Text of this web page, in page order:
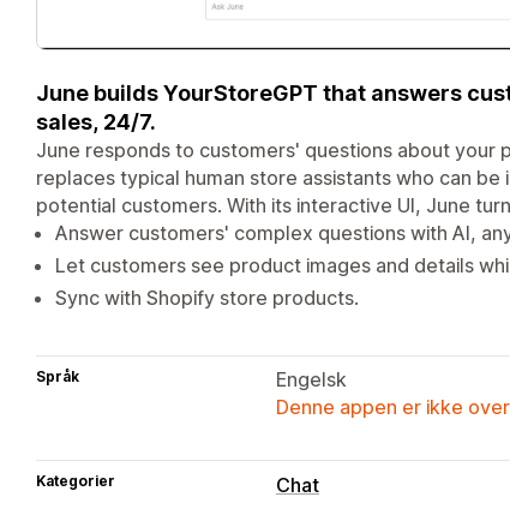
June builds YourStoreGPT that answers
sales, 24/7.
June responds to customers' questions about your
replaces typical human store assistants who can
potential customers. With its interactive UI, June
Answer customers' complex questions with AI,
Let customers see product images and details
Sync with Shopify store products.
Språk
Engelsk
Denne appen er ikke
Kategorier Chat